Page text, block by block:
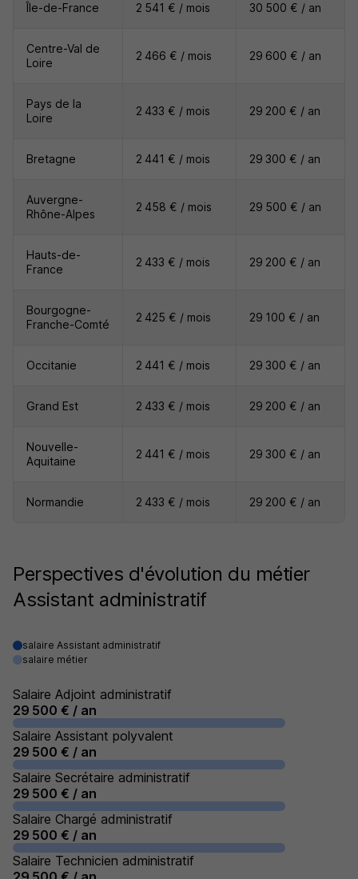
Île-de-France 2 541 € / mois 30 500 € / an
Centre-Val de
Loire
2 466 € / mois 29 600 € / an
Pays de la
Loire
2 433 € / mois 29 200 € / an
Bretagne 2 441 € / mois 29 300 € / an
Auvergne-
Rhône-Alpes
2 458 € / mois 29 500 € / an
Hauts-de-
France
2 433 € / mois 29 200 € / an
Bourgogne-
Franche-Comté
2 425 € / mois 29 100 € / an
Occitanie 2 441 € / mois 29 300 € / an
Grand Est 2 433 € / mois 29 200 € / an
Nouvelle-
Aquitaine
2 441 € / mois 29 300 € / an
Normandie 2 433 € / mois 29 200 € / an
Perspectives d'évolution du métier
Assistant administratif
salaire Assistant administratif
salaire métier
Salaire Adjoint administratif
29 500 € / an
Salaire Assistant polyvalent
29 500 € / an
Salaire Secrétaire administratif
29 500 € / an
Salaire Chargé administratif
29 500 € / an
Salaire Technicien administratif